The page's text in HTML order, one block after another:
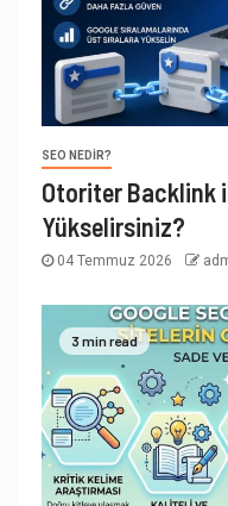
SEO NEDIR?
Otoriter Backlink
Yükselirsiniz?
04 Temmuz 2026
3 min read